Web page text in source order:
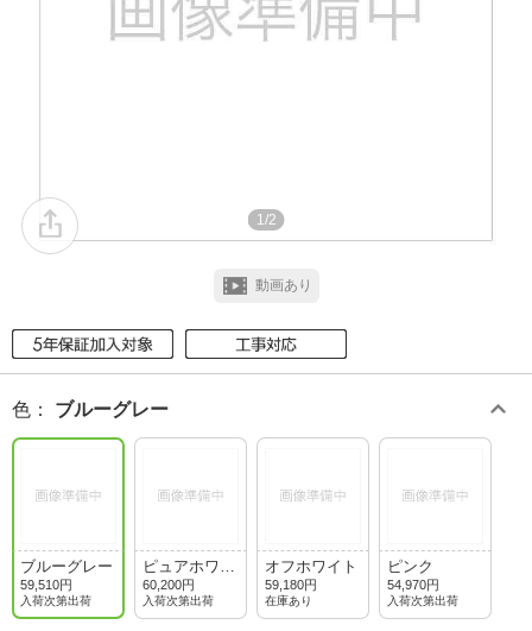
1/2
動画あり
色 ： ブルーグレー
ブルーグレー
59,510円
入荷次第出荷
ピュアホワイ
ト
60,200円
入荷次第出荷
オフホワイト
59,180円
在庫あり
ピンク
54,970円
入荷次第出荷